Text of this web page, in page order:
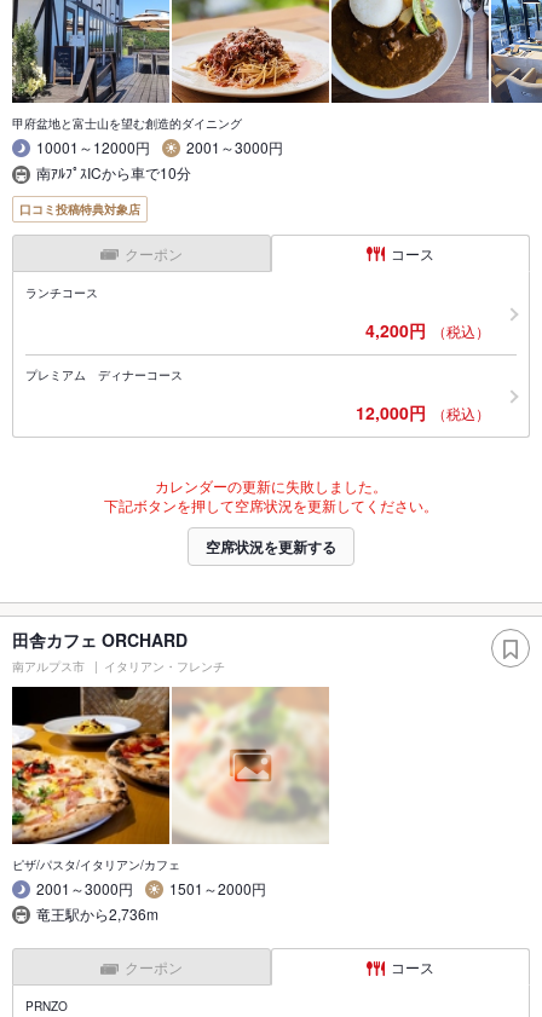
甲府盆地と富士山を望む創造的ダイニング
10001～12000円
2001～3000円
南ｱﾙﾌﾟｽICから車で10分
口コミ投稿特典対象店
クーポン コース
ランチコース
4,200円 （税込）
プレミアム ディナーコース
12,000円 （税込）
カレンダーの更新に失敗しました。
下記ボタンを押して空席状況を更新してください。
空席状況を更新する
田舎カフェ ORCHARD
南アルプス市 イタリアン・フレンチ
ピザ/パスタ/イタリアン/カフェ
2001～3000円
1501～2000円
竜王駅から2,736m
クーポン コース
PRNZO